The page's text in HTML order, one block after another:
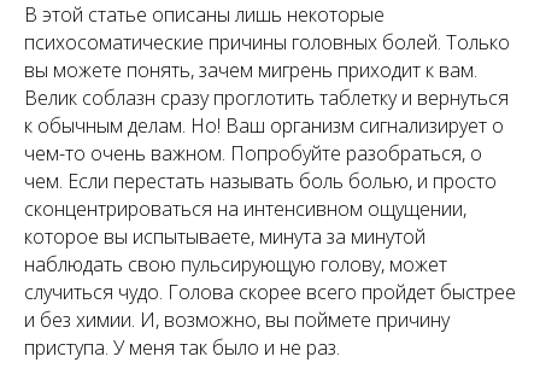
В этой статье описаны лишь некоторые
психосоматические причины головных болей. Только
вы можете понять, зачем мигрень приходит к вам.
Велик соблазн сразу проглотить таблетку и вернуться
к обычным делам. Но! Ваш организм сигнализирует о
чем-то очень важном. Попробуйте разобраться, о
чем. Если перестать называть боль болью, и просто
сконцентрироваться на интенсивном ощущении,
которое вы испытываете, минута за минутой
наблюдать свою пульсирующую голову, может
случиться чудо. Голова скорее всего пройдет быстрее
и без химии. И, возможно, вы поймете причину
приступа. У меня так было и не раз.